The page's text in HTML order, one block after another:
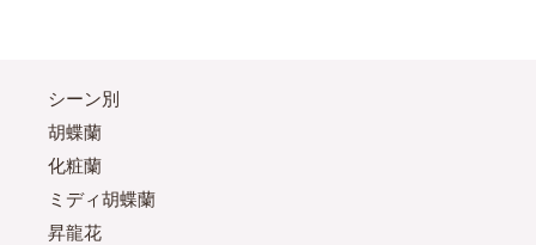
シーン別
胡蝶蘭
化粧蘭
ミディ胡蝶蘭
昇龍花